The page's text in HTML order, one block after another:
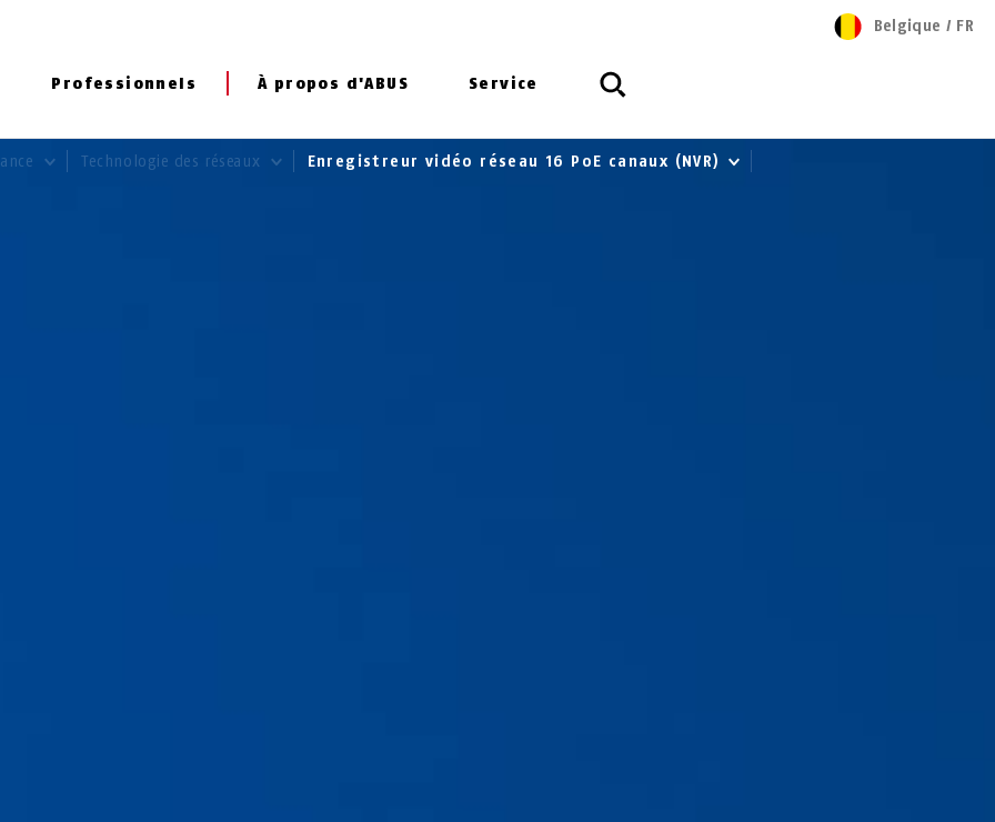
Professionnels À propos d'ABUS Service
Belgique / FR
Technologie des réseaux Enregistreur vidéo réseau 16 PoE canaux (NVR)